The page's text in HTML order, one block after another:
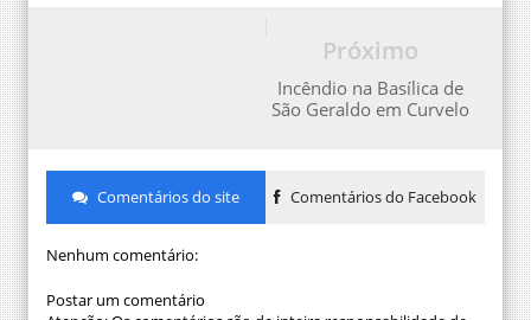
Próximo
Incêndio na Basílica de
São Geraldo em Curvelo
Comentários do site Comentários do Facebook
Nenhum comentário:
Postar um comentário